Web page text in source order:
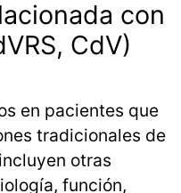
con
CdV)
en pacientes que
tradicionales de
otras
función,